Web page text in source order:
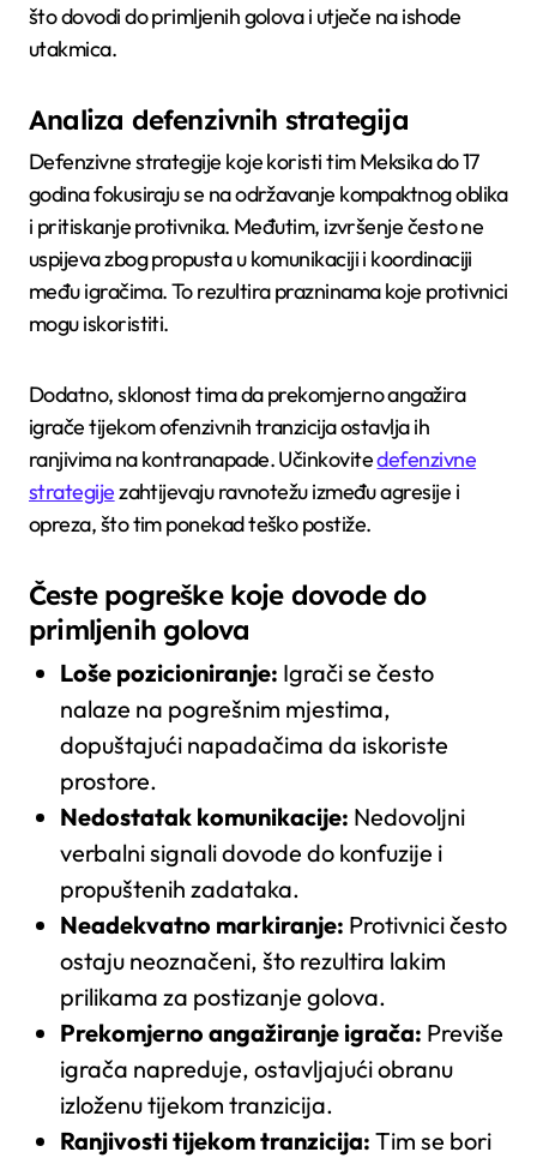
što dovodi do primljenih golova i utječe na ishode
utakmica.
Analiza defenzivnih strategija
Defenzivne strategije koje koristi tim Meksika do 17
godina fokusiraju se na održavanje kompaktnog oblika
i pritiskanje protivnika. Međutim, izvršenje često ne
uspijeva zbog propusta u komunikaciji i koordinaciji
među igračima. To rezultira prazninama koje protivnici
mogu iskoristiti.
Dodatno, sklonost tima da prekomjerno angažira
igrače tijekom ofenzivnih tranzicija ostavlja ih
ranjivima na kontranapade. Učinkovitedefenzivne
strategijezahtijevaju ravnotežu između agresije i
opreza, što tim ponekad teško postiže.
Česte pogreške koje dovode do
primljenih golova
Loše pozicioniranje: Igrači se često
nalaze na pogrešnim mjestima,
dopuštajući napadačima da iskoriste
prostore.
Nedostatak komunikacije: Nedovoljni
verbalni signali dovode do konfuzije i
propuštenih zadataka.
Neadekvatno markiranje: Protivnici često
ostaju neoznačeni, što rezultira lakim
prilikama za postizanje golova.
Prekomjerno angažiranje igrača: Previše
igrača napreduje, ostavljajući obranu
izloženu tijekom tranzicija.
Ranjivosti tijekom tranzicija: Tim se bori